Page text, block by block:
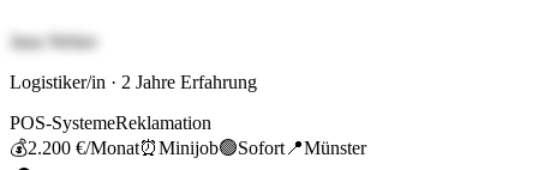
Jana Weber
Logistiker/in · 2 Jahre Erfahrung
POS-SystemeReklamation
💰2.200 €/Monat⏰Minijob🟢Sofort 📍Münster